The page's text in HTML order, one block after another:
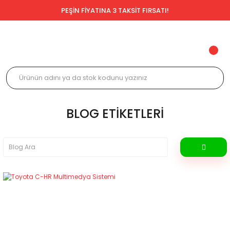
PEŞİN FİYATINA 3 TAKSİT FIRSATI!
BLOG ETIKETLERI